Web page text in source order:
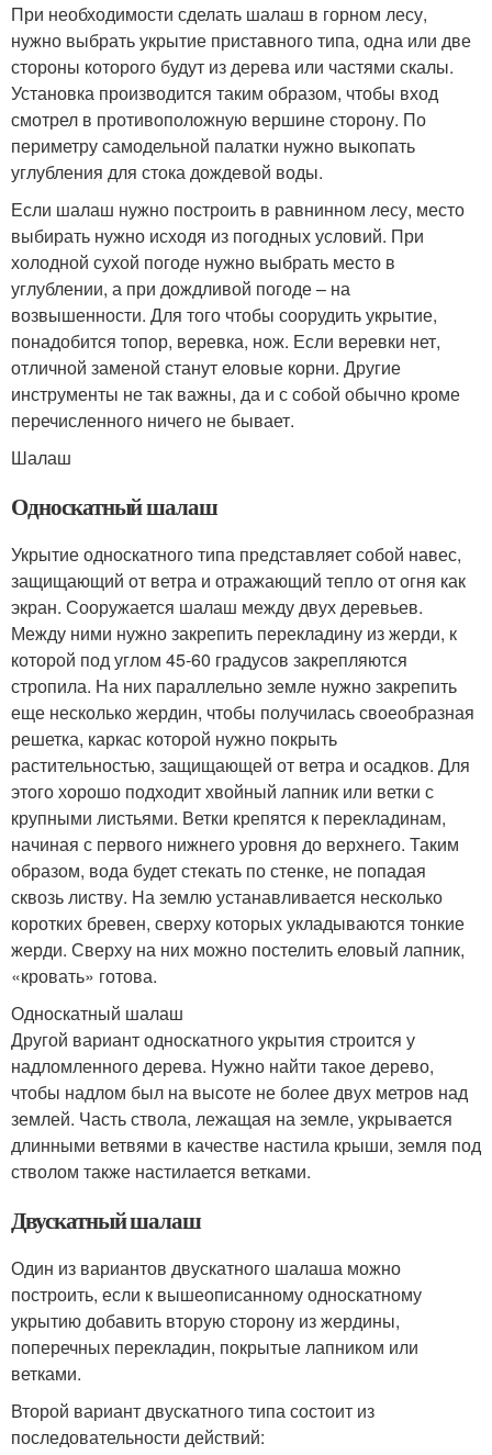
При необходимости сделать шалаш в горном лесу,
нужно выбрать укрытие приставного типа, одна или две
стороны которого будут из дерева или частями скалы.
Установка производится таким образом, чтобы вход
смотрел в противоположную вершине сторону. По
периметру самодельной палатки нужно выкопать
углубления для стока дождевой воды.
Если шалаш нужно построить в равнинном лесу, место
выбирать нужно исходя из погодных условий. При
холодной сухой погоде нужно выбрать место в
углублении, а при дождливой погоде – на
возвышенности. Для того чтобы соорудить укрытие,
понадобится топор, веревка, нож. Если веревки нет,
отличной заменой станут еловые корни. Другие
инструменты не так важны, да и с собой обычно кроме
перечисленного ничего не бывает.
Шалаш
Односкатный шалаш
Укрытие односкатного типа представляет собой навес,
защищающий от ветра и отражающий тепло от огня как
экран. Сооружается шалаш между двух деревьев.
Между ними нужно закрепить перекладину из жерди, к
которой под углом 45-60 градусов закрепляются
стропила. На них параллельно земле нужно закрепить
еще несколько жердин, чтобы получилась своеобразная
решетка, каркас которой нужно покрыть
растительностью, защищающей от ветра и осадков. Для
этого хорошо подходит хвойный лапник или ветки с
крупными листьями. Ветки крепятся к перекладинам,
начиная с первого нижнего уровня до верхнего. Таким
образом, вода будет стекать по стенке, не попадая
сквозь листву. На землю устанавливается несколько
коротких бревен, сверху которых укладываются тонкие
жерди. Сверху на них можно постелить еловый лапник,
«кровать» готова.
Односкатный шалаш
Другой вариант односкатного укрытия строится у
надломленного дерева. Нужно найти такое дерево,
чтобы надлом был на высоте не более двух метров над
землей. Часть ствола, лежащая на земле, укрывается
длинными ветвями в качестве настила крыши, земля под
стволом также настилается ветками.
Двускатный шалаш
Один из вариантов двускатного шалаша можно
построить, если к вышеописанному односкатному
укрытию добавить вторую сторону из жердины,
поперечных перекладин, покрытые лапником или
ветками.
Второй вариант двускатного типа состоит из
последовательности действий: